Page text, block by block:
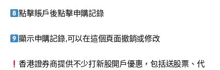
點擊賬戶後點擊申購記錄
顯示申購記錄,可以在這個頁面撤銷或修改
香港證券商提供不少打新股開戶優惠，包括送股票、代